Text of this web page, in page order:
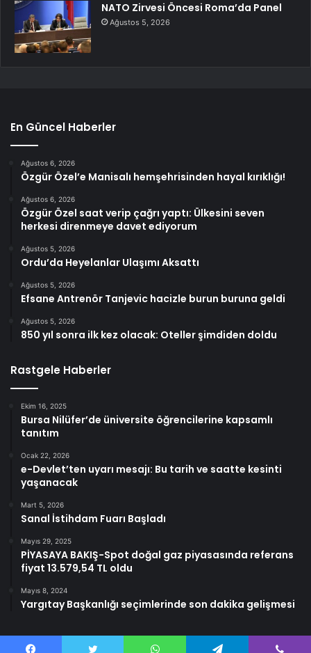
NATO Zirvesi Öncesi Roma’da Panel
Ağustos 5, 2026
En Güncel Haberler
Ağustos 6, 2026
Özgür Özel’e Manisalı hemşehrisinden hayal kırıklığı!
Ağustos 6, 2026
Özgür Özel saat verip çağrı yaptı: Ülkesini seven
herkesi direnmeye davet ediyorum
Ağustos 5, 2026
Ordu’da Heyelanlar Ulaşımı Aksattı
Ağustos 5, 2026
Efsane Antrenör Tanjevic hacizle burun buruna geldi
Ağustos 5, 2026
850 yıl sonra ilk kez olacak: Oteller şimdiden doldu
Rastgele Haberler
Ekim 16, 2025
Bursa Nilüfer’de üniversite öğrencilerine kapsamlı
tanıtım
Ocak 22, 2026
e-Devlet’ten uyarı mesajı: Bu tarih ve saatte kesinti
yaşanacak
Mart 5, 2026
Sanal İstihdam Fuarı Başladı
Mayıs 29, 2025
PİYASAYA BAKIŞ-Spot doğal gaz piyasasında referans
fiyat 13.579,54 TL oldu
Mayıs 8, 2024
Yargıtay Başkanlığı seçimlerinde son dakika gelişmesi